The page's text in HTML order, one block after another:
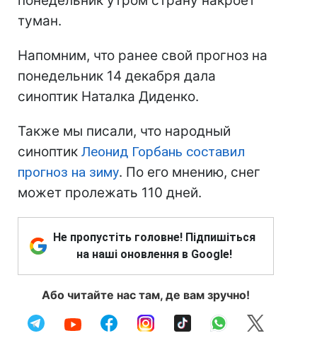
туман.
Напомним, что ранее свой прогноз на
понедельник 14 декабря дала
синоптик Наталка Диденко.
Также мы писали, что народный
синоптик Леонид Горбань составил
прогноз на зиму. По его мнению, снег
может пролежать 110 дней.
Не пропустіть головне! Підпишіться
на наші оновлення в Google!
Або читайте нас там, де вам зручно!